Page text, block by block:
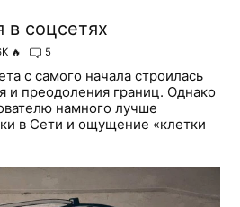
в соцсетях
🔥 5
с самого начала строилась
и преодоления границ. Однако
намного лучше
в Сети и ощущение «клетки